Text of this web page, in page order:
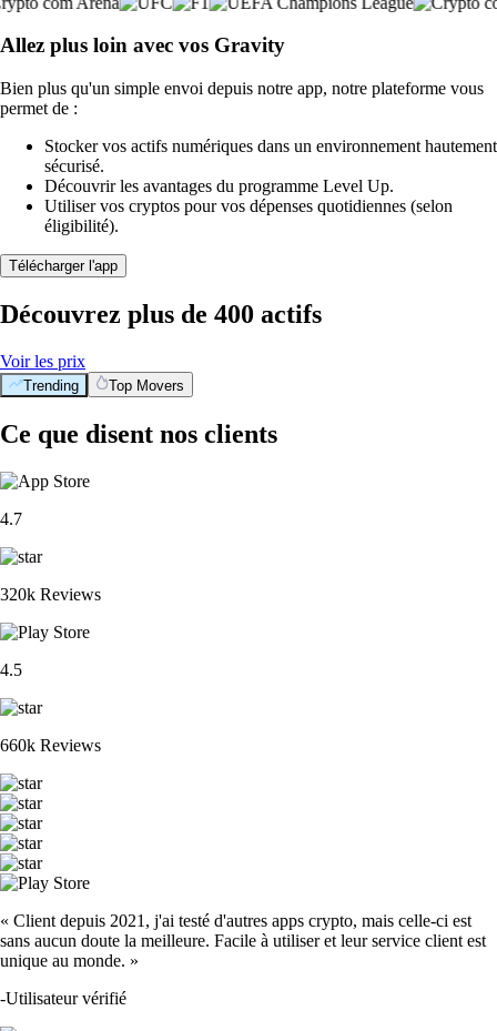
Allez plus loin avec vos Gravity
Bien plus qu'un simple envoi depuis notre app, notre plateforme vous
permet de :
Stocker vos actifs numériques dans un environnement hautement
sécurisé.
Découvrir les avantages du programme Level Up.
Utiliser vos cryptos pour vos dépenses quotidiennes (selon
éligibilité).
Télécharger l'app
Découvrez plus de 400 actifs
Voir les prix
Trending Top Movers
Ce que disent nos clients
4.7
320k Reviews
4.5
660k Reviews
« Client depuis 2021, j'ai testé d'autres apps crypto, mais celle-ci est
sans aucun doute la meilleure. Facile à utiliser et leur service client est
unique au monde. »
-Utilisateur vérifié